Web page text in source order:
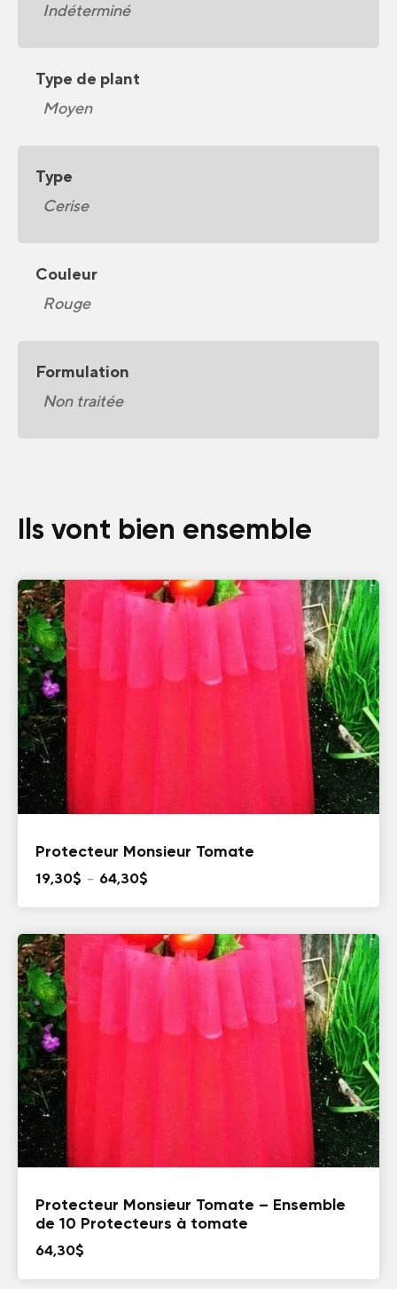
Indéterminé
Type de plant
Moyen
Type
Cerise
Couleur
Rouge
Formulation
Non traitée
Ils vont bien ensemble
Protecteur Monsieur Tomate
19,30$ – 64,30$
19,30$
Protecteur Monsieur Tomate – Ensemble
de 10 Protecteurs à tomate
64,30$